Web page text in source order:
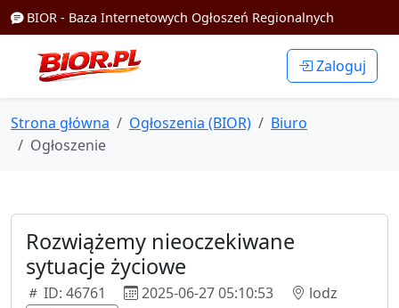
BIOR - Baza Internetowych Ogłoszeń Regionalnych
Zaloguj
Strona główna Ogłoszenia (BIOR)
Biuro
Ogłoszenie
Rozwiążemy nieoczekiwane
sytuacje życiowe
ID: 46761 2025-06-27 05:10:53 lodz